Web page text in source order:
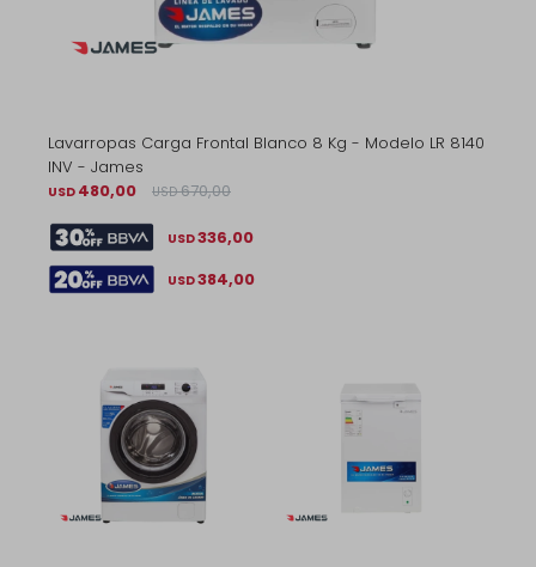
Lavarropas Carga Frontal Blanco 8 Kg - Modelo LR 8140
INV - James
USD 480,00 USD 670,00
USD336,00
USD384,00